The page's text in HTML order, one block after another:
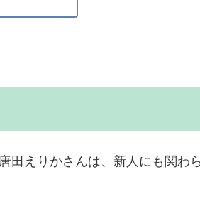
田えりかさんは、新人にも関わ